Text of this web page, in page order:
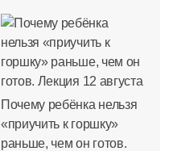
Почему ребёнка нельзя
«приучить к горшку»
раньше, чем он готов.